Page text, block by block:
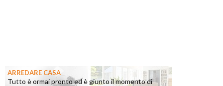
ARREDARE CASA
Tutto è ormai pronto ed è giunto il momento di